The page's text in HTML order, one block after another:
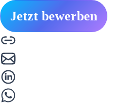
Jetzt bewerben